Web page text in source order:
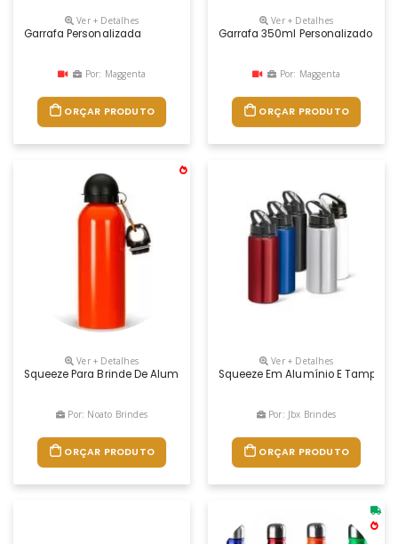
Ver + Detalhes
Garrafa Personalizada
Por: Maggenta
ORÇAR PRODUTO
Ver + Detalhes
Garrafa 350ml Personalizado
Por: Maggenta
ORÇAR PRODUTO
Ver + Detalhes
Squeeze Para Brinde De Alumínio, Capacidade 500 Ml, Embalagem
Por: Noato Brindes
ORÇAR PRODUTO
Ver + Detalhes
Squeeze Em Alumínio E Tampa
Por: Jbx Brindes
ORÇAR PRODUTO